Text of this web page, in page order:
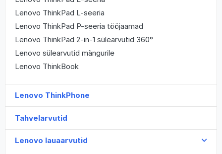
Lenovo ThinkPad L-seeria
Lenovo ThinkPad P-seeria tööjaamad
Lenovo ThinkPad 2-in-1 sülearvutid 360°
Lenovo sülearvutid mängurile
Lenovo ThinkBook
Lenovo ThinkPhone
Tahvelarvutid
Lenovo lauaarvutid